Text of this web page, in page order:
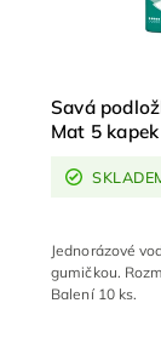
Savá
Mat 5 kapek
Jednorázové
gumičkou.
Balení 10 ks.